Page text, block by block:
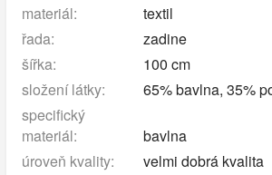
materiál:
textil
řada:
zadine
šířka:
100 cm
složení látky:
65% bavlna, 35%
specifický
materiál:
bavlna
úroveň kvality:
velmi dobrá kvalita